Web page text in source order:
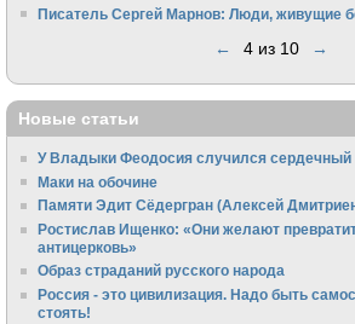
Писатель Сергей Марнов: Люди, живущие
← 4 из 10 →
Новые статьи
У Владыки Феодосия случился сердечный
Маки на обочине
Памяти Эдит Сёдергран (Алексей
Ростислав Ищенко: «Они желают
антицерковь»
Образ страданий русского народа
Россия - это цивилизация. Надо быть
стоять!